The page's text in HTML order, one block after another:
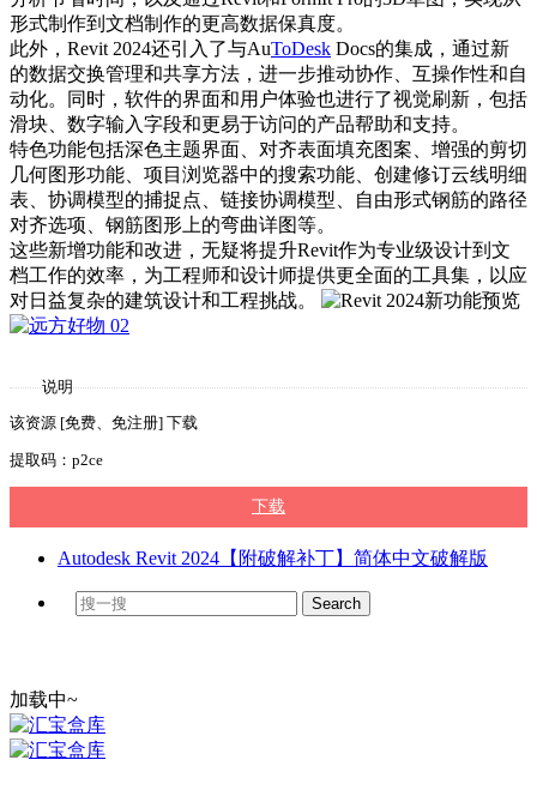
形式制作到文档制作的更高数据保真度。
此外，Revit 2024还引入了与AuToDesk Docs的集成，通过新
的数据交换管理和共享方法，进一步推动协作、互操作性和自
动化。同时，软件的界面和用户体验也进行了视觉刷新，包括
滑块、数字输入字段和更易于访问的产品帮助和支持。
特色功能包括深色主题界面、对齐表面填充图案、增强的剪切
几何图形功能、项目浏览器中的搜索功能、创建修订云线明细
表、协调模型的捕捉点、链接协调模型、自由形式钢筋的路径
对齐选项、钢筋图形上的弯曲详图等。
这些新增功能和改进，无疑将提升Revit作为专业级设计到文
档工作的效率，为工程师和设计师提供更全面的工具集，以应
对日益复杂的建筑设计和工程挑战。
说明
该资源 [免费、免注册] 下载
提取码：p2ce
下载
Autodesk Revit 2024【附破解补丁】简体中文破解版
加载中~